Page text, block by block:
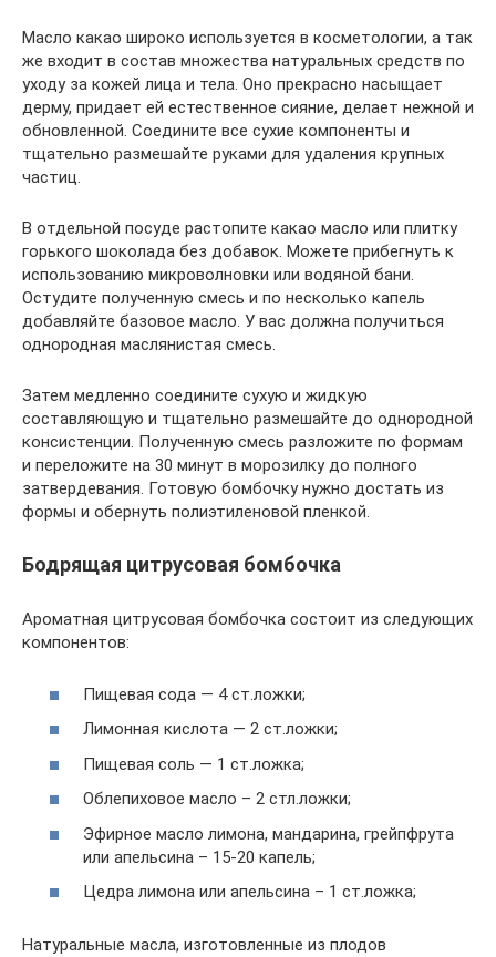
Масло какао широко используется в косметологии, а так
же входит в состав множества натуральных средств по
уходу за кожей лица и тела. Оно прекрасно насыщает
дерму, придает ей естественное сияние, делает нежной и
обновленной. Соедините все сухие компоненты и
тщательно размешайте руками для удаления крупных
частиц.
В отдельной посуде растопите какао масло или плитку
горького шоколада без добавок. Можете прибегнуть к
использованию микроволновки или водяной бани.
Остудите полученную смесь и по несколько капель
добавляйте базовое масло. У вас должна получиться
однородная маслянистая смесь.
Затем медленно соедините сухую и жидкую
составляющую и тщательно размешайте до однородной
консистенции. Полученную смесь разложите по формам
и переложите на 30 минут в морозилку до полного
затвердевания. Готовую бомбочку нужно достать из
формы и обернуть полиэтиленовой пленкой.
Бодрящая цитрусовая бомбочка
Ароматная цитрусовая бомбочка состоит из следующих
компонентов:
Пищевая сода — 4 ст.ложки;
Лимонная кислота — 2 ст.ложки;
Пищевая соль — 1 ст.ложка;
Облепиховое масло – 2 стл.ложки;
Эфирное масло лимона, мандарина, грейпфрута
или апельсина – 15-20 капель;
Цедра лимона или апельсина – 1 ст.ложка;
Натуральные масла, изготовленные из плодов